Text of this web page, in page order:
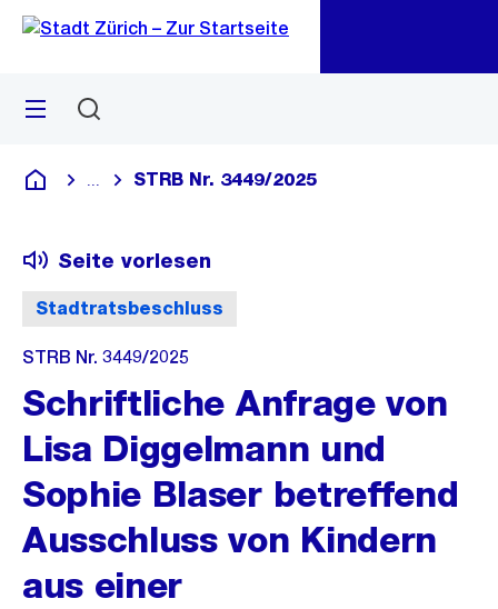
Navigation
Sprunglink
Menü
Deutsch
Blende alle Breadcrumbs ein
STRB Nr. 3449/2025
Stadtratsbeschluss
Seite vorlesen
STRB Nr. 3449/2025
Schriftliche Anfrage von
Lisa Diggelmann und
Sophie Blaser betreffend
Ausschluss von Kindern
aus einer